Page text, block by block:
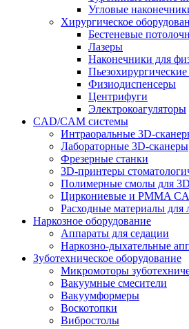
Угловые
Хирургическое
Бестеневые
Лазеры
Наконечники для
Физиодиспенсеры
Центрифуги
Электрокоагуляторы
CAD/CAM системы
Интраоральные 3D-
Лабораторные 3D-сканеры
Фрезерные станки
3D-принтеры
Полимерные смолы для
Циркониевые и PMMA
Расходные материалы для
Наркозное оборудование
Аппараты для седации
Наркозно-дыхательные
Зуботехническое оборудование
Микромоторы
Вакуумные смесители
Вакуумформеры
Воскотопки
Вибростолы